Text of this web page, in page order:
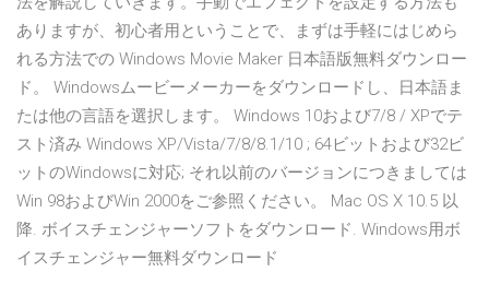
ありますが、初心者用ということで、まずは手軽にはじめら
れる方法での Windows Movie Maker 日本語版無料ダウンロー
ド。 Windowsムービーメーカーをダウンロードし、日本語ま
たは他の言語を選択します。 Windows 10および7/8 / XPでテ
スト済み Windows XP/Vista/7/8/8.1/10 ; 64ビットおよび32ビ
ットのWindowsに対応; それ以前のバージョンにつきましては
Win 98およびWin 2000をご参照ください。 Mac OS X 10.5 以
降. ボイスチェンジャーソフトをダウンロード. Windows用ボ
イスチェンジャー無料ダウンロード